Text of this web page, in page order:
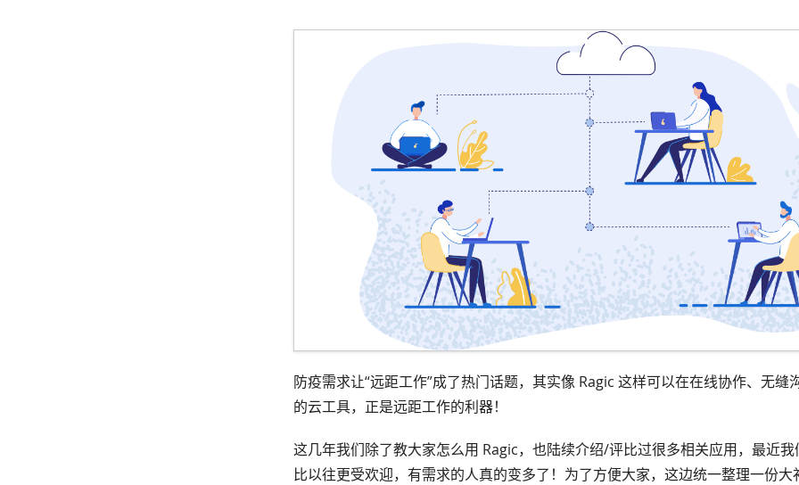
防疫需求让“远距工作”成了热门话题，其实像 Ragic 这样可以在在线协作、无缝
的云工具，正是远距工作的利器！
这几年我们除了教大家怎么用 Ragic，也陆续介绍/评比过很多相关应用，最近
比以往更受欢迎，有需求的人真的变多了！为了方便大家，这边统一整理一份大